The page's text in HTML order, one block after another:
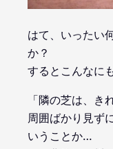
はて、いったい
か？
するとこんなに
「隣の芝は、き
周囲ばかり見ず
いうことか…